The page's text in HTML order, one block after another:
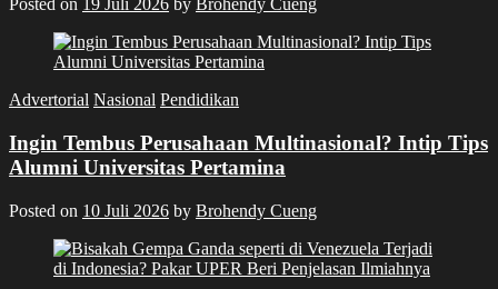
Posted on 19 Juli 2026 by Brohendy Cueng
Advertorial Nasional Pendidikan
Ingin Tembus Perusahaan Multinasional? Intip Tips
Alumni Universitas Pertamina
Posted on 10 Juli 2026 by Brohendy Cueng